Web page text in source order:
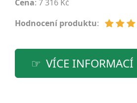
Cena: 7 316 Kč
Hodnocení produktu:
VÍCE INFORMACÍ